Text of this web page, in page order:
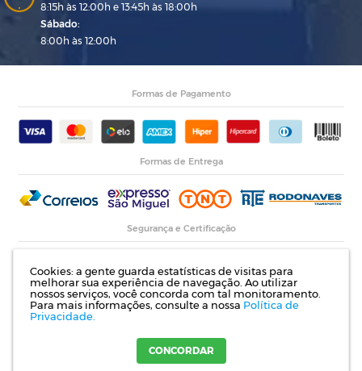
Cookies: a gente guarda estatísticas de visitas para
melhorar sua experiência de navegação. Ao utilizar
nossos serviços, você concorda com tal monitoramento.
Para mais informações, consulte a nossa Política de
Privacidade.
CONCORDAR
8:15h às 12:00h e 13:45h às 18:00h
Sábado:
8:00h às 12:00h
Formas de Pagamento
Formas de Entrega
Segurança e Certificação
Razão Social: Indupropil Indústria e Comércio Ltda | CNPJ: 00.774.194/0001-82 |
Rodovia RS 155, Km 1 esq. Rua Laureano de Medeiros, 782- Ijuí | RS